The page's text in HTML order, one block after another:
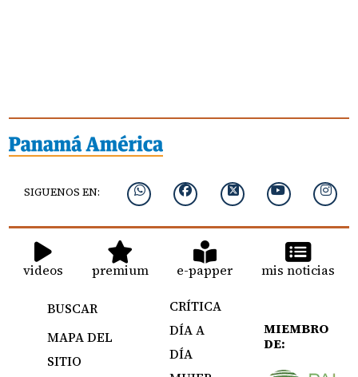
SIGUENOS EN:
videos premium e-papper mis noticias
BUSCAR
MAPA DEL
SITIO
CRÍTICA
DÍA A
DÍA
MIEMBRO
DE: